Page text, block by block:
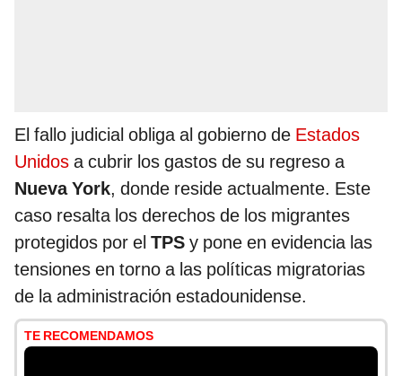
El fallo judicial obliga al gobierno de Estados
Unidos a cubrir los gastos de su regreso a
Nueva York, donde reside actualmente. Este
caso resalta los derechos de los migrantes
protegidos por el TPS y pone en evidencia las
tensiones en torno a las políticas migratorias
de la administración estadounidense.
TE RECOMENDAMOS